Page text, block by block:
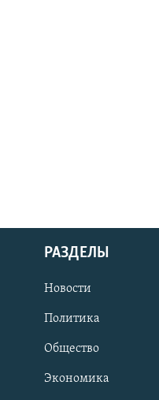
РАЗДЕЛЫ
Новости
Политика
Общество
Экономика